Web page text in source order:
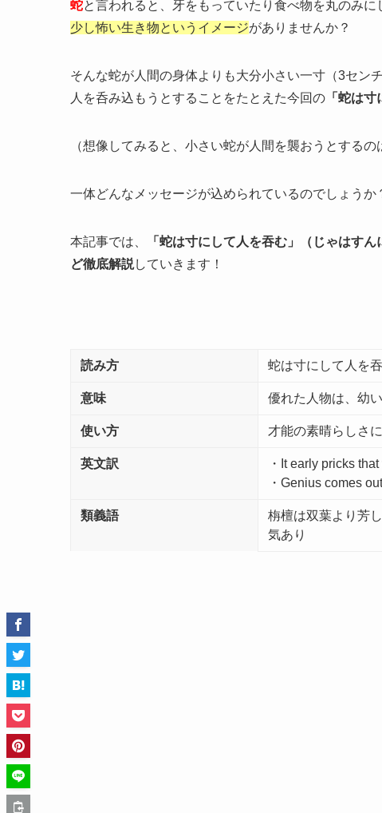
蛇と言われると、牙をもっていたり食べ物を丸のみに
少し怖い生き物というイメージがありませんか？
そんな蛇が人間の身体よりも大分小さい一寸（3センチ
人を呑み込もうとすることをたとえた今回の 「蛇は寸
（想像してみると、小さい蛇が人間を襲おうとする
一体どんなメッセージが込められているのでしょうか
本記事では、
「蛇は寸にして人を吞む」（じゃはす
ど徹底解説していきます！
読み方 蛇は寸にして人を
意味 優れた人物は、幼
使い方 才能の素晴らしさ
英文訳
・It early pricks
・Genius comes
類義語
栴檀は双葉より芳
気あり